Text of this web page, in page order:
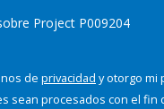
Project P009204
de privacidad y otorgo mi
sean procesados con el fin